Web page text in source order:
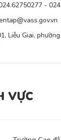
-
Liễu Giai,
VỰC